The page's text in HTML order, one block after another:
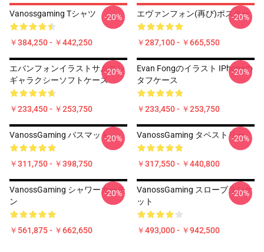
Vanossgaming Tシャツ
￥384,250 - ￥442,250
-20% エヴァンフォン(再び)ポスター
￥287,100 - ￥665,550
-20%
エバンフォンイラストサムスン
ギャラクシーソフトケース
￥233,450 - ￥253,750
-20%
Evan Fongのイラスト IPhoneの
タフケース
￥233,450 - ￥253,750
-20%
VanossGaming バスマット
￥311,750 - ￥398,750
-20% VanossGaming タペストリー
￥317,550 - ￥440,800
-20%
VanossGaming シャワーカーテ
ン
￥561,875 - ￥662,650
-20%
VanossGaming スローブランケ
ット
￥493,000 - ￥942,500
-20%